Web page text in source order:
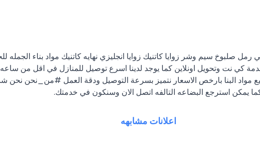
صلبوخ سيم وشر زوايا كاتنيك زوايا انجليزي نهايه كاتنيك مواد بناء
خدمة كي نت وتحويل اونلاين كما يوجد لدينا اسرع توصيل للمنازل في اقل من
يمكن استرجع البضاعه التالفه اتصل الان وسنكون في خدمتك.
اعلانات مشابهه